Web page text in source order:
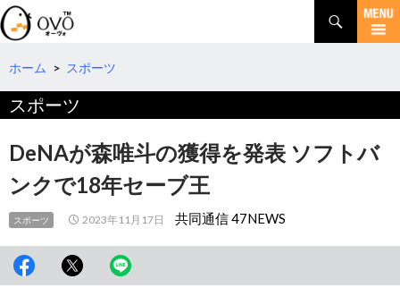
検
索
コ
テ
へ
移
動
ホーム > スポーツ
スポーツ
DeNAが森唯斗の獲得を発表 ソフトバ
ンクで18年セーブ王
スポーツ 2023年11月17日 共同通信 47NEWS